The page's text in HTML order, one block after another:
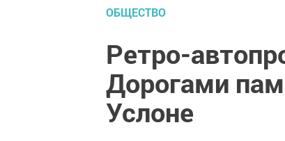
ОБЩЕСТВО
Ретро-
Дорогами
Услоне